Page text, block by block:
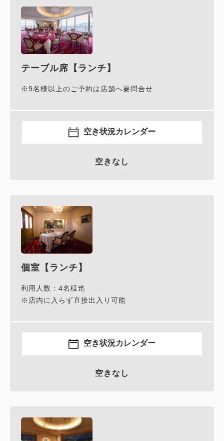
コソース
■スープ
かぼちゃのクリームスープ
■お魚
鱧のムニエル サフランとトマトのソース
■お肉
赤ワインソース
テーブル席【ランチ】
空き状況カレンダー
空きなし
個室【ランチ】
利用人数：4名様迄
※店内に入らず直接出入り可能
空き状況カレンダー
空きなし